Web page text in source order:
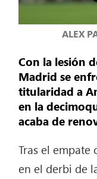
ALEX
Con la lesión
Madrid se
titularidad a
en la
acaba de
Tras el
en el derbi de